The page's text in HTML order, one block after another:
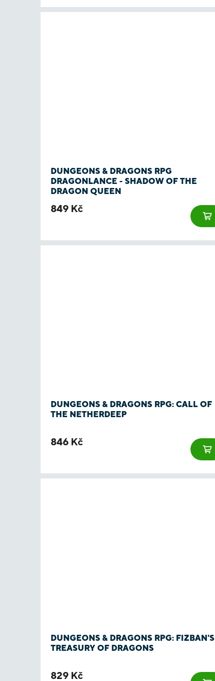
DUNGEONS & DRAGONS RPG
DRAGONLANCE - SHADOW OF THE
DRAGON QUEEN
849 Kč
DUNGEONS & DRAGONS RPG: CALL OF
THE NETHERDEEP
846 Kč
DUNGEONS & DRAGONS RPG: FIZBAN'S
TREASURY OF DRAGONS
829 Kč